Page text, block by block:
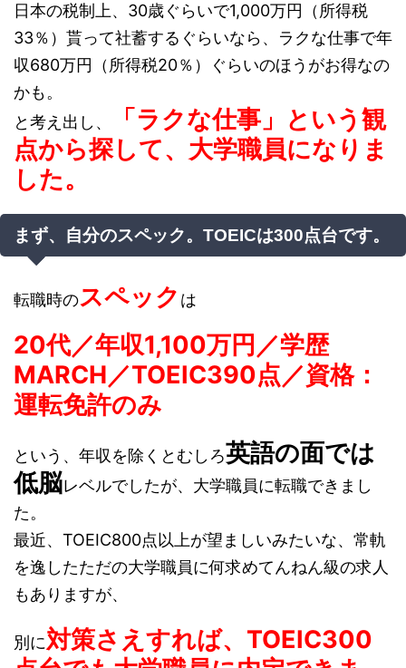
日本の税制上、30歳ぐらいで1,000万円（所得税
33％）貰って社蓄するぐらいなら、ラクな仕事で年
収680万円（所得税20％）ぐらいのほうがお得なの
かも。
と考え出し、
「ラクな仕事」という観
点から探して、大学職員になりま
した。
まず、自分のスペック。TOEICは300点台です。
転職時のスペック は
20代／年収1,100万円／学歴
MARCH／TOEIC390点／資格：
運転免許のみ
という、年収を除くとむしろ英語の面では
低脳レベルでしたが、大学職員に転職できまし
た。
最近、TOEIC800点以上が望ましいみたいな、常軌
を逸したただの大学職員に何求めてんねん級の求人
もありますが、
別に対策さえすれば、TOEIC300